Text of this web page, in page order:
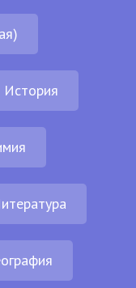
История